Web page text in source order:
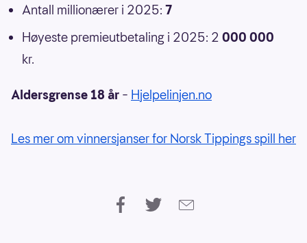
Antall millionærer i 2025: 7
Høyeste premieutbetaling i 2025: 2 000 000
kr.
Aldersgrense 18 år – Hjelpelinjen.no
Les mer om vinnersjanser for Norsk Tippings spill her